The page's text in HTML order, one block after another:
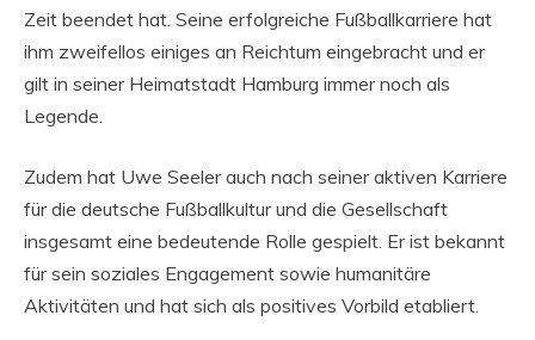
Zeit beendet hat. Seine erfolgreiche Fußballkarriere hat
ihm zweifellos einiges an Reichtum eingebracht und er
gilt in seiner Heimatstadt Hamburg immer noch als
Legende.
Zudem hat Uwe Seeler auch nach seiner aktiven Karriere
für die deutsche Fußballkultur und die Gesellschaft
insgesamt eine bedeutende Rolle gespielt. Er ist bekannt
für sein soziales Engagement sowie humanitäre
Aktivitäten und hat sich als positives Vorbild etabliert.